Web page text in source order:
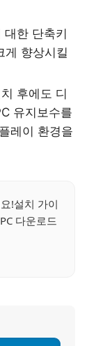
대한 단축키
게 향상시킬
후에도 디
유지보수를
레이 환경을
!설치 가이
다운로드